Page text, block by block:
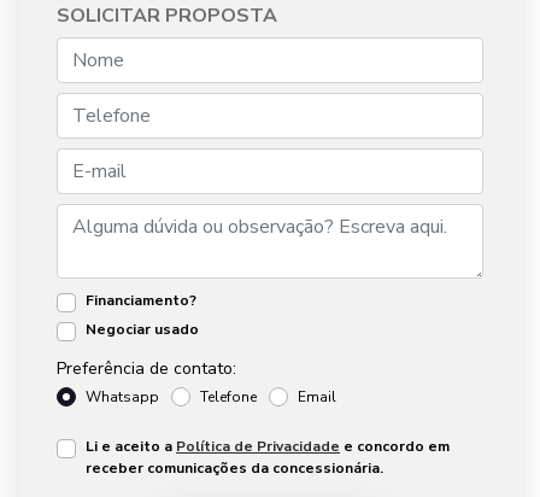
SOLICITAR PROPOSTA
Financiamento?
Negociar usado
Preferência de contato:
Whatsapp Telefone Email
Li e aceito a Política de Privacidade e concordo em
receber comunicações da concessionária.